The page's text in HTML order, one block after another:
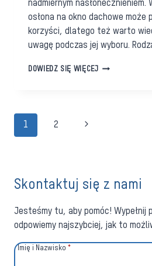
nadmiernym nasłonecznieniem.
osłona na okno dachowe może
korzyści, dlatego też warto
uwagę podczas jej wyboru.
DOWIEDZ SIĘ WIĘCEJOKNA
Nawigacja
1 2 Następna
Skontaktuj się z nami
Jesteśmy tu, aby pomóc! Wypełnij
odpowiemy najszybciej, jak to
Imię i Nazwisko *